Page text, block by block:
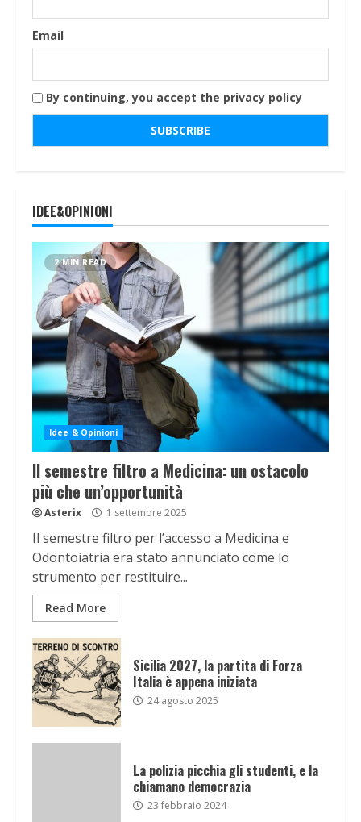
Email
By continuing, you accept the privacy policy
IDEE&OPINIONI
2 MIN READ
Idee & Opinioni
Il semestre filtro a Medicina: un ostacolo
più che un’opportunità
Asterix 1 settembre 2025
Il semestre filtro per l’accesso a Medicina e
Odontoiatria era stato annunciato come lo
strumento per restituire...
Read More
Sicilia 2027, la partita di Forza
Italia è appena iniziata
24 agosto 2025
La polizia picchia gli studenti, e la
chiamano democrazia
23 febbraio 2024